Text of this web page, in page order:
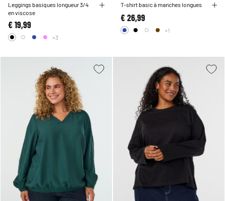
Leggings basiques longueur 3/4
en viscose
€ 19,99
+3
T-shirt basic à manches longues
€ 26,99
+1